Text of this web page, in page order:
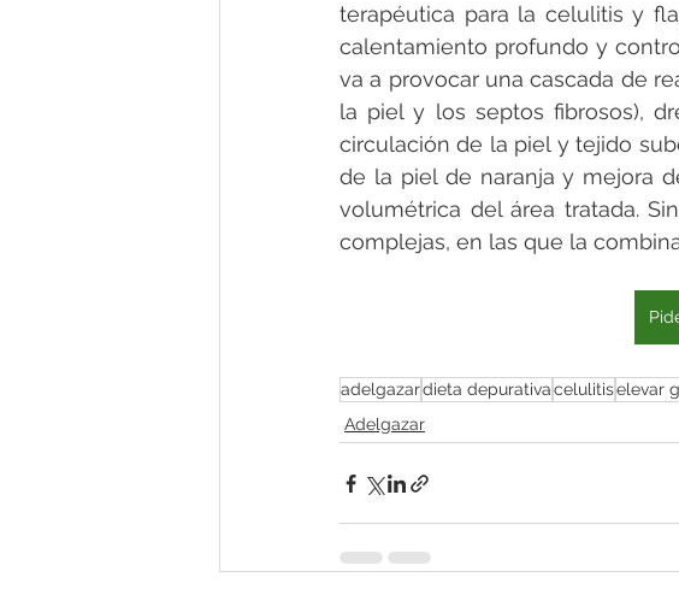
terapéutica para la celulitis y
calentamiento profundo y
va a provocar una cascada de
la piel y los septos fibrosos),
circulación de la piel y tejido
de la piel de naranja y mejora
volumétrica del área tratada.
complejas, en las que la
adelgazardieta depurativacelulitiselevar
Adelgazar